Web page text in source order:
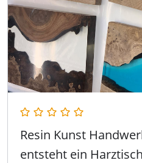
Resin Kunst
entsteht ein